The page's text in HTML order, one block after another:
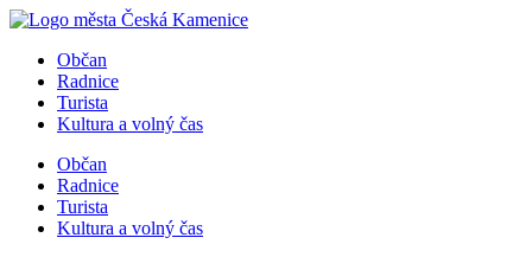
Přejít
obsahuObčan
Radnice
Turista
Kultura a volný čas
Občan
Radnice
Turista
Kultura a volný čas